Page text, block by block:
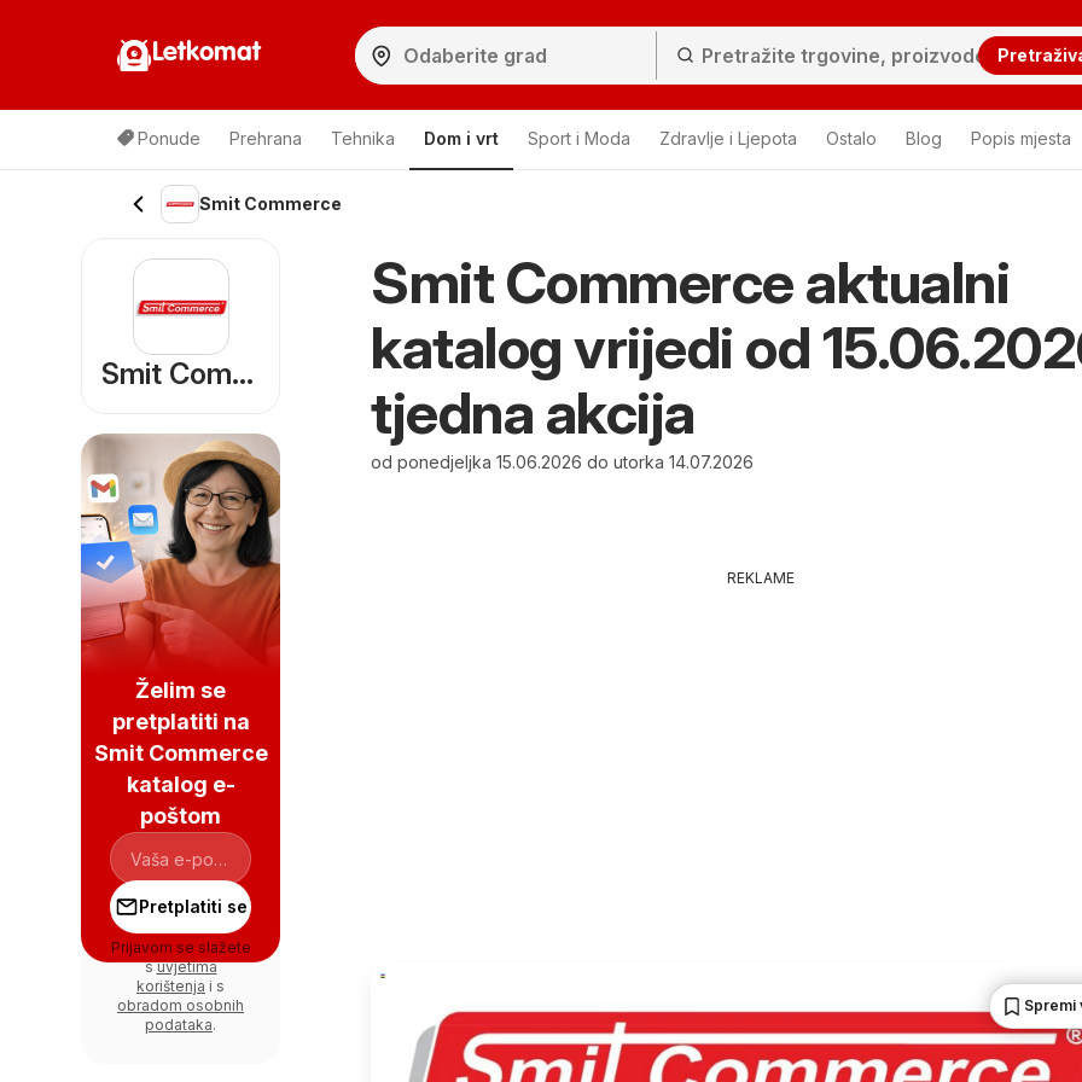
Letkomat
Ponude Prehrana Tehnika Dom i vrt Sport i Moda Zdravlje i Ljepota Ostalo Blog Popis mjesta
Smit Commerce
Smit Commerce aktualni
katalog vrijedi od
tjedna akcija
od ponedjeljka 15.06.2026 do utorka 14.07.2026
REKLAME
Spremi
Smit Commerce
Želim se
pretplatiti na
Smit Commerce
katalog e-
poštom
Pretplatiti se
Prijavom se slažete
suvjetima
korištenja i s
obradom osobnih
podataka.